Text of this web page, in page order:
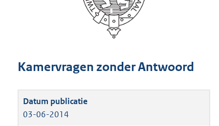
Kamervragen zonder Antwoord
03-06-2014